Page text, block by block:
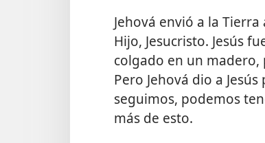
Jehová envió a la Tierra
Hijo, Jesucristo. Jesús
colgado en un
Pero Jehová dio a
seguimos, podemos
más de esto.